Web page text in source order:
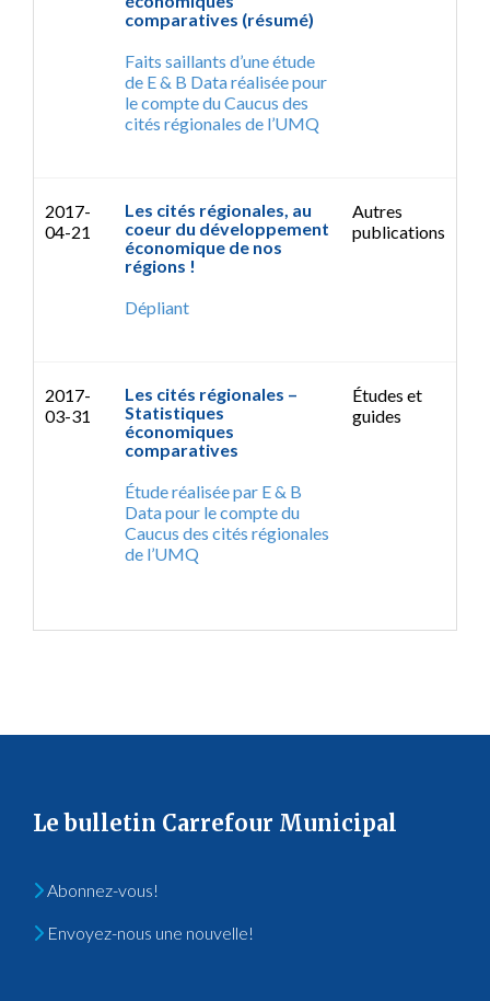
comparatives (résumé)
Faits saillants d’une étude
de E & B Data réalisée pour
le compte du Caucus des
cités régionales de l’UMQ
2017-
04-21
Les cités régionales, au
coeur du développement
économique de nos
régions !
Dépliant
Autres
publications
2017-
03-31
Les cités régionales –
Statistiques
économiques
comparatives
Étude réalisée par E & B
Data pour le compte du
Caucus des cités régionales
de l’UMQ
Études et
guides
Le bulletin Carrefour Municipal
Abonnez-vous!
Envoyez-nous une nouvelle!